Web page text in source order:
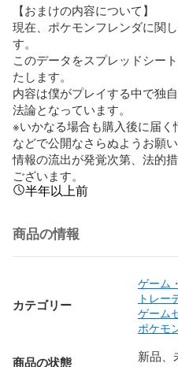
【おまけの内容について】
現在、ポケモンフレンダに関
す。
このデータをスプレッドシー
たします。
内容は僕がプレイする中で独
法論となっています。
※いかなる場合も購入後に届
などで公開なさらぬようお願い
情報の流出が発覚次第、法的
ございます。
半年以上前
商品の情報
カテゴリー
ゲーム
トレー
ゲーム
ポケモ
商品の状態 新品、